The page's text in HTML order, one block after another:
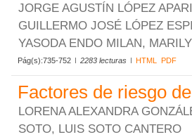
JORGE AGUSTÍN LÓPEZ
GUILLERMO JOSÉ LÓPEZ
YASODA ENDO MILAN,
Pág(s):735-752 2283 lecturas HTML PDF
Factores de riesgo
LORENA ALEXANDRA
SOTO, LUIS SOTO CANTERO